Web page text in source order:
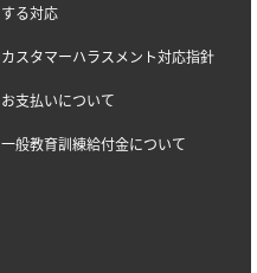
する対応
カスタマーハラスメント対応指針
お支払いについて
一般教育訓練給付金について